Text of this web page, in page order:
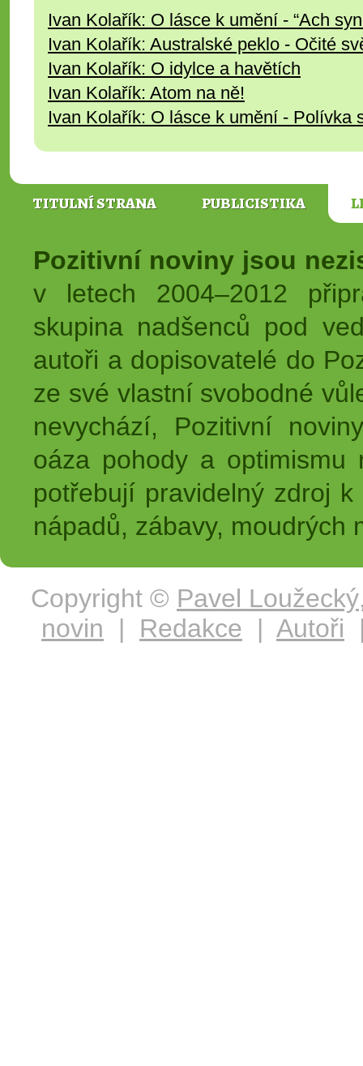
Ivan Kolařík: O lásce k umění - “Ach
Ivan Kolařík: Australské peklo - Očité
Ivan Kolařík: O idylce a havětích
Ivan Kolařík: Atom na ně!
Ivan Kolařík: O lásce k umění - Polívka
TITULNÍ STRANA PUBLICISTIKA
Pozitivní noviny jsou
v letech 2004–2012
skupina nadšenců pod
autoři a dopisovatelé do
ze své vlastní svobodné
nevychází, Pozitivní
oáza pohody a
potřebují pravidelný zdroj
nápadů, zábavy, moudrých
Copyright © Pavel Loužecký
novin | Redakce | Autoři